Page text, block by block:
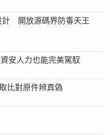
計 開放源碼界防毒天王
安人力也能完美駕馭
比對原件辨真偽